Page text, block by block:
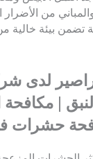
من الأضرار
تضمن بيئة خالية
لدى
مكافحة
حشرات